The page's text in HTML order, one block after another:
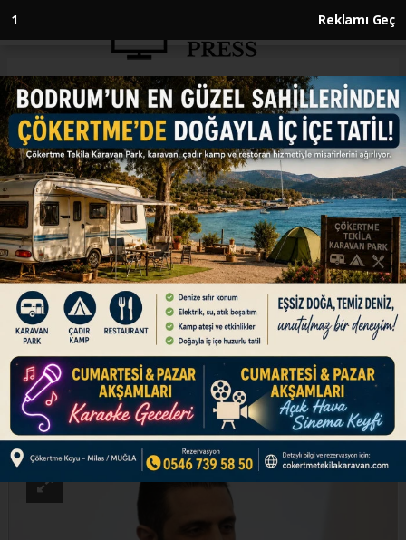
1 Reklamı Geç
Anasayfa DÜNYA
Suriye Cumhurbaşkanı Şara,
Lazkiye'deki olayların "güvenli
şekilde atlatıldığını" belirtti
DÜNYA
09.03.2025 - 13:19, Güncelleme: 09.03.2025 - 13:19
Suriye Cumhurbaşkanı Ahmed Şara, Lazkiye
ilinde yaşanan olayların "güvenli şekilde
atlatıldığını" bildirdi.
ABONE OL